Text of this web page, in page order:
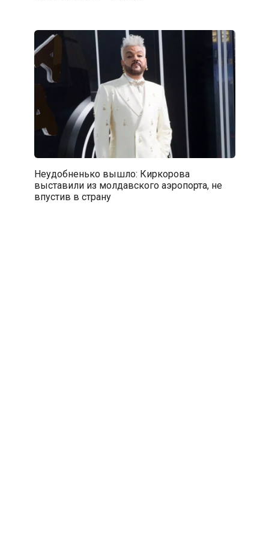
Неудобненько вышло: Киркорова
выставили из молдавского аэропорта, не
впустив в страну